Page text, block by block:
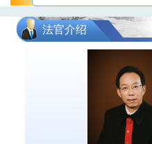
法官介绍